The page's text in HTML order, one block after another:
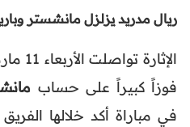
ريال مدريد يزلزل مانشستر
الإثارة تواصلت الأربعاء 11 مارس، حيث حقق
فوزاً كبيراً على حساب
في مباراة أكد خلالها